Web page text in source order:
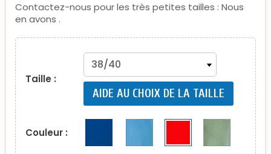
Contactez-nous pour les très petites tailles : Nous
en avons .
Taille :
AIDE AU CHOIX DE LA TAILLE
Couleur :